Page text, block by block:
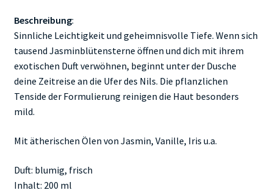
Beschreibung:
Sinnliche Leichtigkeit und geheimnisvolle Tiefe. Wenn sich
tausend Jasminblütensterne öffnen und dich mit ihrem
exotischen Duft verwöhnen, beginnt unter der Dusche
deine Zeitreise an die Ufer des Nils. Die pflanzlichen
Tenside der Formulierung reinigen die Haut besonders
mild.
Mit ätherischen Ölen von Jasmin, Vanille, Iris u.a.
Duft: blumig, frisch
Inhalt: 200 ml